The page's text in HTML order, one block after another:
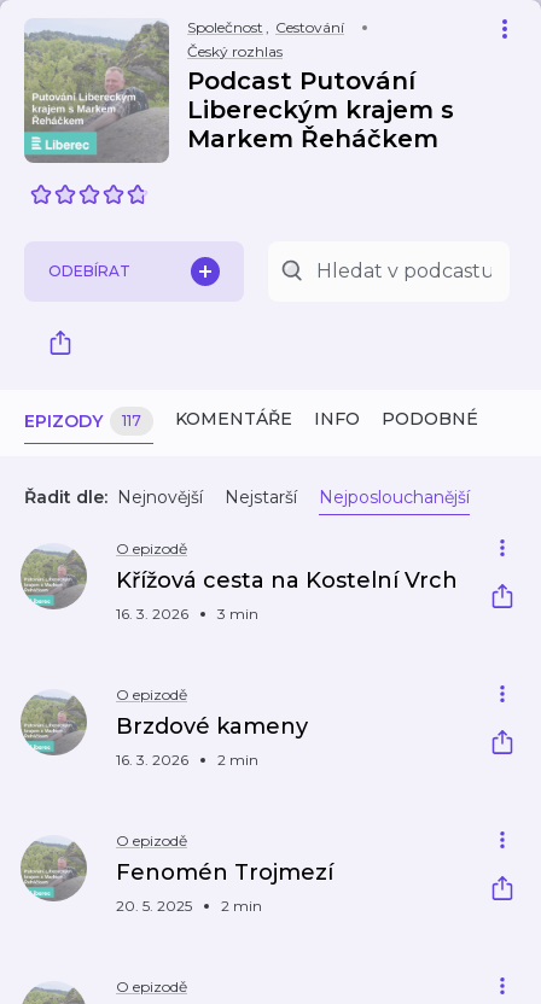
Společnost , Cestování
Český rozhlas
Podcast Putování
Libereckým krajem s
Markem Řeháčkem
ODEBÍRAT
EPIZODY 117 KOMENTÁŘE INFO PODOBNÉ
Řadit dle: Nejnovější Nejstarší Nejposlouchanější
O epizodě
Křížová cesta na Kostelní Vrch
16. 3. 2026 3 min
O epizodě
Brzdové kameny
16. 3. 2026 2 min
O epizodě
Fenomén Trojmezí
20. 5. 2025 2 min
O epizodě